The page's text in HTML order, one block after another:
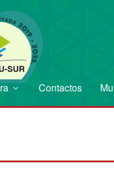
Contactos